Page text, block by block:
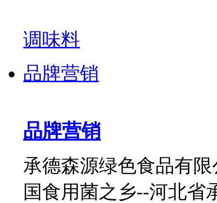
调味料
品牌营销
品牌营销
承德森源绿色食品有
国食用菌之乡--河北省